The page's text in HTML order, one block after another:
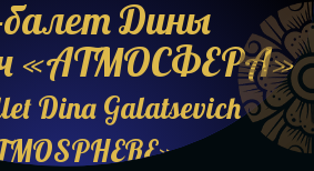
Дины
«АТМОСФЕРА»
Dina Galatsevich